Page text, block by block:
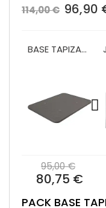
114,00 € 96,90
BASE TAPIZADA PLATA 3D
95,00 €
80,75 €
PACK BASE